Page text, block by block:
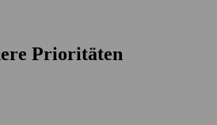
Prioritäten